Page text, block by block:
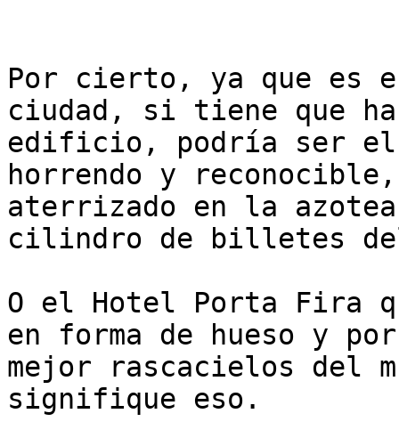
Por cierto, ya que es
ciudad, si tiene que
edificio, podría ser el
horrendo y
aterrizado en la azotea
cilindro de billetes
O el Hotel Porta Fira
en forma de hueso y
mejor rascacielos del
signifique eso.